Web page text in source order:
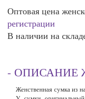
Оптовая цена
регистрации
В наличии на
- ОПИСАНИЕ
Женственная сумкаиз